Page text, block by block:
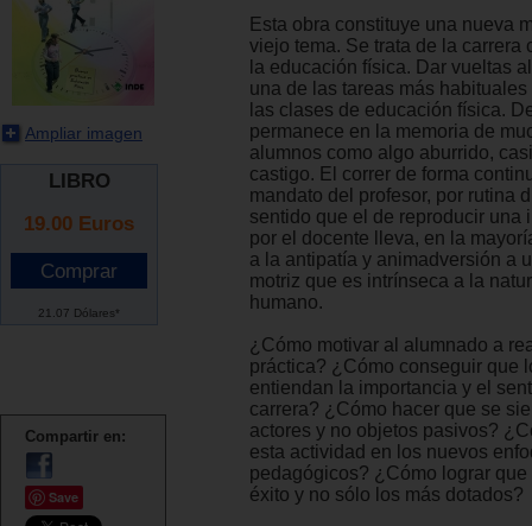
Ampliar imagen
LIBRO
19.00 Euros
21.07 Dólares*
Compartir en:
Save
Esta obra constituye una nueva
viejo tema. Se trata de la carrera
la educación física. Dar vueltas
una de las tareas más
las clases de educación física.
permanece en la memoria de
alumnos como algo aburrido,
castigo. El correr de forma
mandato del profesor, por rutina
sentido que el de reproducir una
por el docente lleva, en la
a la antipatía y animadversión a
motriz que es intrínseca a la
humano.
¿Cómo motivar al alumnado a
práctica? ¿Cómo conseguir que
entiendan la importancia y el
carrera? ¿Cómo hacer que se
actores y no objetos pasivos?
esta actividad en los nuevos
pedagógicos? ¿Cómo lograr que
éxito y no sólo los más dotados?